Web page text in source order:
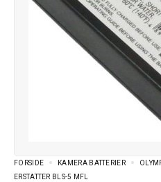
FORSIDE KAMERA BATTERIER
ERSTATTER BLS-5 MFL